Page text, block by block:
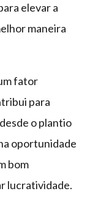
elevar a
maneira
fator
para
o plantio
oportunidade
bom
lucratividade.